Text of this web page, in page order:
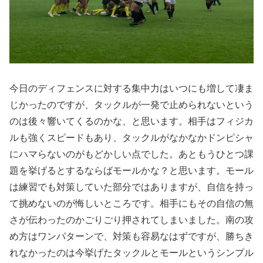
今日のディフェンスに対する集中力はいつにも増して凄ま
じかったのですが、タックルが一発で止められないという
のは後々響いてくるのかな、と思います。相手はフィジカ
ルも強くスピードもあり、タックルがなかなかドンピシャ
にハマらないのがもどかしい点でした。あともうひとつ課
題を挙げるとするならばモールかな？と思います。モール
は練習でも対策していた部分ではありますが、自信を持っ
て挑めないのが悔しいところです。相手にもその自信の無
さが伝わったのかごりごり押されてしまいました。南の攻
め方はワンパターンで、対策も容易なはずですが、勝ちき
れなかったのは今挙げたタックルとモールというシンプル